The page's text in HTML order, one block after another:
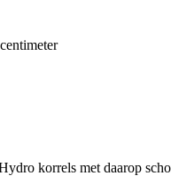
korrels met daarop